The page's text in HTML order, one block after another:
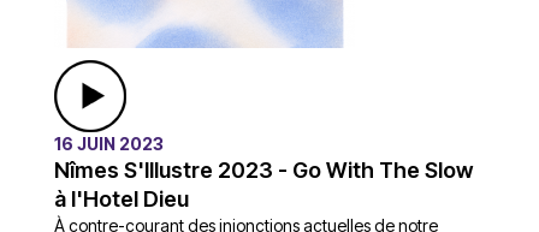
16 JUIN 2023
Nîmes S'Illustre 2023 - Go With The Slow
à l'Hotel Dieu
À contre-courant des injonctions actuelles de notre